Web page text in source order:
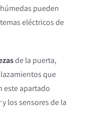
pueden
eléctricos de
de la puerta,
que
este apartado
los sensores de la